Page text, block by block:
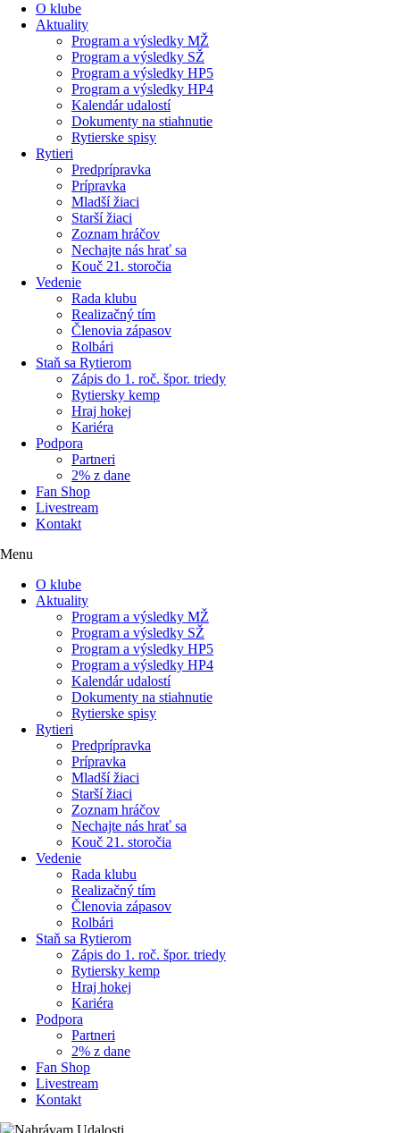
O klube
Aktuality
Program a výsledky MŽ
Program a výsledky SŽ
Program a výsledky HP5
Program a výsledky HP4
Kalendár udalostí
Dokumenty na stiahnutie
Rytierske spisy
Rytieri
Predprípravka
Prípravka
Mladší žiaci
Starší žiaci
Zoznam hráčov
Nechajte nás hrať sa
Kouč 21. storočia
Vedenie
Rada klubu
Realizačný tím
Členovia zápasov
Rolbári
Staň sa Rytierom
Zápis do 1. roč. špor. triedy
Rytiersky kemp
Hraj hokej
Kariéra
Podpora
Partneri
2% z dane
Fan Shop
Livestream
Kontakt
Menu
O klube
Aktuality
Program a výsledky MŽ
Program a výsledky SŽ
Program a výsledky HP5
Program a výsledky HP4
Kalendár udalostí
Dokumenty na stiahnutie
Rytierske spisy
Rytieri
Predprípravka
Prípravka
Mladší žiaci
Starší žiaci
Zoznam hráčov
Nechajte nás hrať sa
Kouč 21. storočia
Vedenie
Rada klubu
Realizačný tím
Členovia zápasov
Rolbári
Staň sa Rytierom
Zápis do 1. roč. špor. triedy
Rytiersky kemp
Hraj hokej
Kariéra
Podpora
Partneri
2% z dane
Fan Shop
Livestream
Kontakt